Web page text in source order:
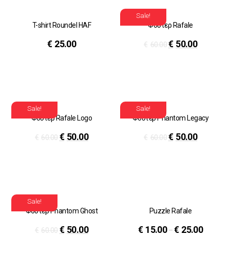
T-shirt Roundel HAF
€ 25.00
Sale!
Φούτερ Rafale
€ 60.00€50.00
Sale!
Φούτερ Rafale Logo
€ 60.00€50.00
Sale!
Φούτερ Phantom Legacy
€ 60.00€50.00
Sale!
Φούτερ Phantom Ghost
€ 60.00€50.00
Puzzle Rafale
€ 15.00–€ 25.00